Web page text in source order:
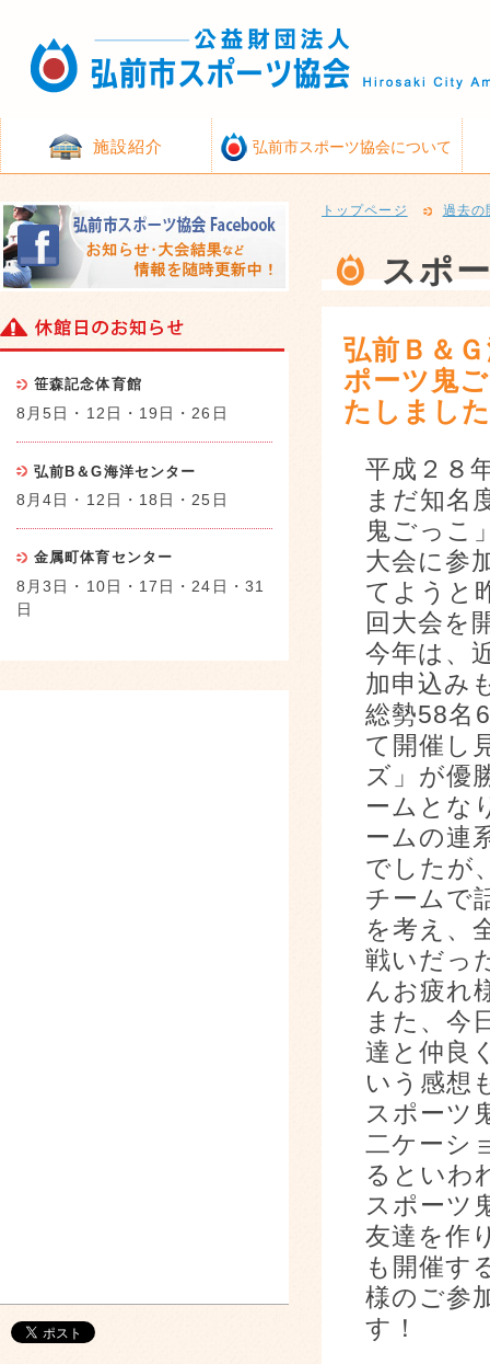
施設紹介 弘前市スポーツ協会について
トップページ 過去の
スポ
弘前Ｂ＆
ポーツ鬼
たしまし
平成２８
まだ知名
鬼ごっこ
大会に参
てようと
回大会を
今年は、
加申込み
総勢58名
て開催し
ズ」が優
ームとな
ームの連
でしたが
チームで
を考え、
戦いだっ
んお疲れ
また、今
達と仲良
いう感想
スポーツ
二ケーシ
るといわ
スポーツ
友達を作
も開催す
様のご参
す！
笹森記念体育館
8月5日・12日・19日・26日
弘前B＆G海洋センター
8月4日・12日・18日・25日
金属町体育センター
8月3日・10日・17日・24日・31
日